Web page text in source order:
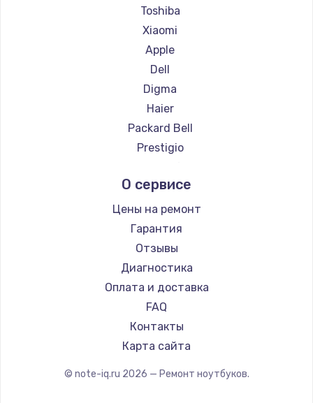
Ремонт ноутбуков Panasonic
Ремонт ноутбуков Irbis
Ремонт ноутбуков Thunderobot
Ремонт ноутбуков Hasee
Ремонт ноутбуков ZTE
Ремонт ноутбуков Hiper
Ремонт ноутбуков Evga
Ремонт ноутбуков Google
Ремонт ноутбуков Ardor
Ремонт ноутбуков Predator
Ремонт ноутбуков iru
Ремонт ноутбуков Machenike
Ремонт ноутбуков DEXP
Ремонт ноутбуков Teclast
Ремонт ноутбуков CHUWI
Ремонт ноутбуков Colorful
Toshiba
Xiaomi
Apple
Dell
Digma
Haier
Packard Bell
Prestigio
Alienware
Aquarius
Gigabyte
Aorus
Maibenben
Getac
Epson
Philips
LG
О сервисе
Цены на ремонт
Гарантия
Отзывы
Диагностика
Оплата и доставка
FAQ
Контакты
Карта сайта
© note-iq.ru 2026 — Ремонт ноутбуков.